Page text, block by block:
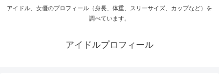
アイドル、女優のプロフィール（身長、体重、スリーサイズ、カップなど）を
調べています。
アイドルプロフィール